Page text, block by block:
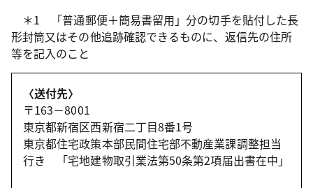
＊1 「普通郵便＋簡易書留用」分の切手を貼付した長
形封筒又はその他追跡確認できるものに、返信先の住所
等を記入のこと
〈送付先〉
〒163－8001
東京都新宿区西新宿二丁目8番1号
東京都住宅政策本部民間住宅部不動産業課調整担当
行き 「宅地建物取引業法第50条第2項届出書在中」